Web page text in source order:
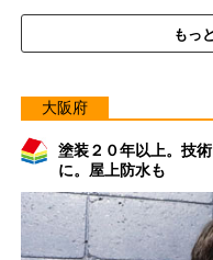
もっ
大阪府
塗装２０年以上。技
に。屋上防水も